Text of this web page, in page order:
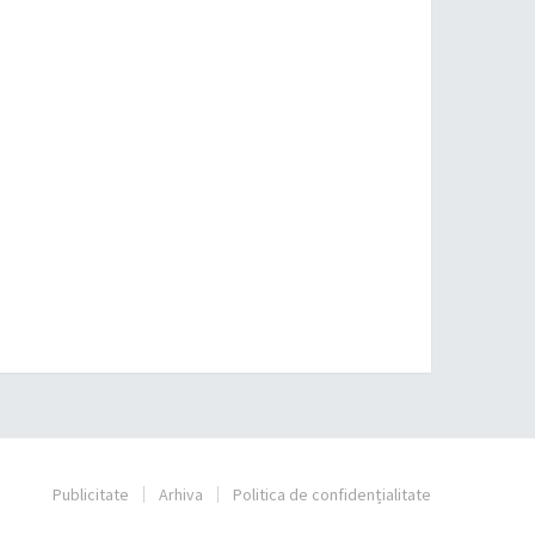
Publicitate Arhiva Politica de confidențialitate